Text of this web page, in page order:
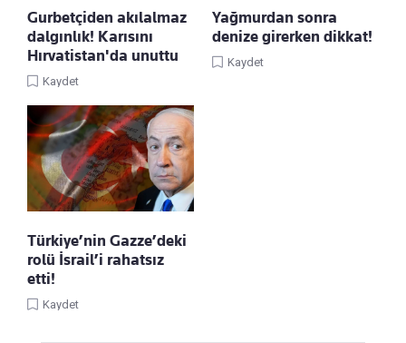
Gurbetçiden akılalmaz
dalgınlık! Karısını
Hırvatistan'da unuttu
Kaydet
Yağmurdan sonra
denize girerken dikkat!
Kaydet
Türkiye’nin Gazze’deki
rolü İsrail’i rahatsız
etti!
Kaydet